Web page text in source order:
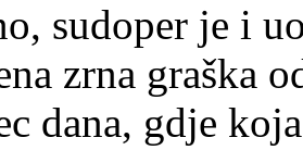
sudoper je i
zrna graška
dana, gdje